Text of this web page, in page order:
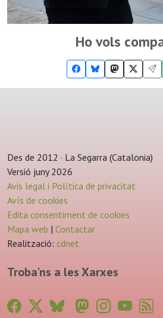
Ho vols
Des de 2012 · La Segarra (Catalonia)
Versió juny 2026
Avis legal i Política de privacitat
Avís de cookies
Edita consentiment de cookies
Mapa web | Contactar
Realització: cdnet
Troba'ns a les Xarxes